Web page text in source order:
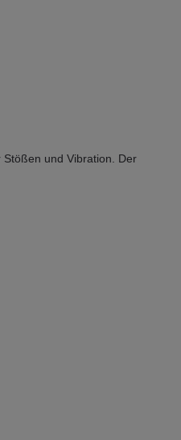
und Vibration. Der